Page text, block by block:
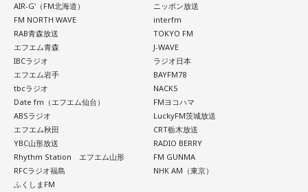
Instagramも毎週更新中！
こちらから
802 RADIO MASTERS「MUSIC MATE」来週もお楽しみ
に〜！
聴き逃した方はradikoのタイムフリーでぜひ。
新宿駅10時10分発「419列車」、普通列車・長野行には、軍
人をはじめ、買い出しや疎開先を目指す人たちが、大挙して
乗り込みました。デッキにも人があふれ、なかには窓から出
入りする子供もいたといいます。列車は、浅川駅、今の高尾
駅を正午過ぎ、およそ1時間遅れで発車。すし詰めの車内では
ありましたが、ちょうどお昼どき、おにぎりを頬張る人もい
れば、乗り合わせた人同士、互いの空襲の苦労話をしたり、
少し和んだ雰囲気もありました。
そんな「419列車」が小仏峠の登り坂に差し掛かった時、ガ
AIR-G'（FM北海道）
FM NORTH WAVE
RAB青森放送
エフエム青森
IBCラジオ
エフエム岩手
tbcラジオ
Date fm（エフエム仙台）
ABSラジオ
エフエム秋田
YBC山形放送
Rhythm Station エフエム山形
RFCラジオ福島
ふくしまFM
ニッポン放送
interfm
TOKYO FM
J-WAVE
ラジオ日本
BAYFM78
NACK5
FMヨコハマ
LuckyFM茨城放送
CRT栃木放送
RADIO BERRY
FM GUNMA
NHK AM（東京）